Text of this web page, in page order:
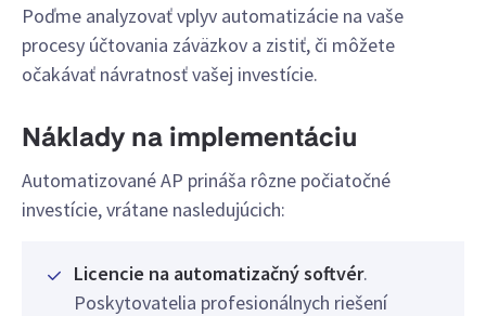
Poďme analyzovať vplyv automatizácie na vaše
procesy účtovania záväzkov a zistiť, či môžete
očakávať návratnosť vašej investície.
Náklady na implementáciu
Automatizované AP prináša rôzne počiatočné
investície, vrátane nasledujúcich:
Licencie na automatizačný softvér.
Poskytovatelia profesionálnych riešení